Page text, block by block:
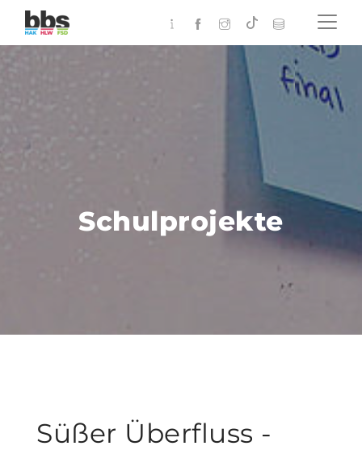
Schulprojekte
Süßer Überfluss -